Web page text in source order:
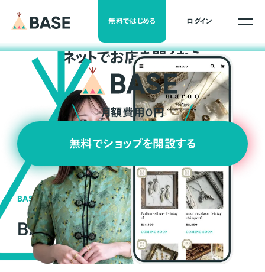
無料ではじめる ログイン
ネットでお店を開くなら
月額費用0円
無料でショップを開設する
BASEの強み
BASEが強い3つの理由